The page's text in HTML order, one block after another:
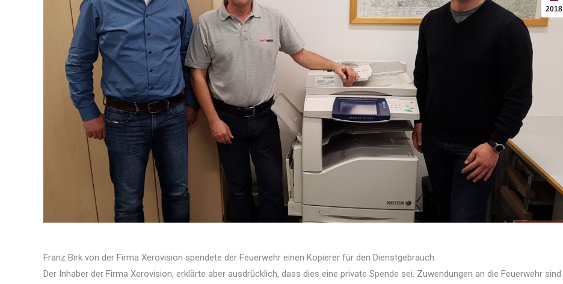
2018
Franz Birk von der Firma Xerovision spendete der Feuerwehr einen Kopierer für den Dienstgebrauch.
Der Inhaber der Firma Xerovision, erklärte aber ausdrücklich, dass dies eine private Spende sei. Zuwendungen an die Feuerwehr sind